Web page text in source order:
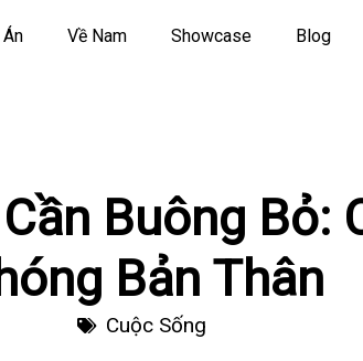
Về Nam Showcase Blog
Buông Bỏ:
Bản Thân
Cuộc Sống